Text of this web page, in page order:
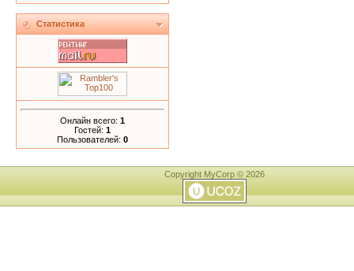
Статистика
Онлайн всего: 1
Гостей: 1
Пользователей: 0
Copyright MyCorp © 2026